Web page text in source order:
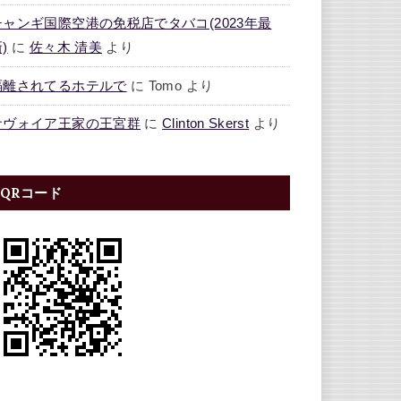
ャンギ国際空港の免税店でタバコ(2023年最
に 佐々木 清美 より
離されてるホテルで に Tomo より
ヴォイア王家の王宮群 にClinton Skerst より
QRコード